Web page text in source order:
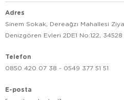
Adres
Sinem Sokak, Dereağzı Mahallesi
Denizgören Evleri 2DE1 No:122,
Telefon
0850 420 07 38 - 0549 377 51 51
E-posta